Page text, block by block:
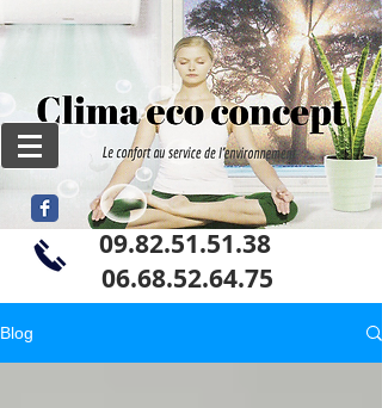
09.82.51.51.38
06.68.52.64.75
Blog